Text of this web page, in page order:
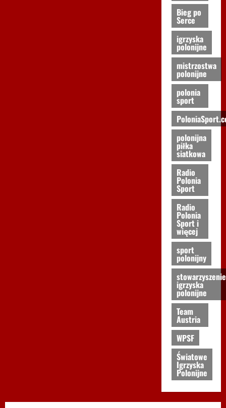
Bieg po
Serce
igrzyska
polonijne
mistrzostwa
polonijne
polonia
sport
polonijna
piłka
siatkowa
Radio
Polonia
Sport
Radio
Polonia
Sport i
więcej
sport
polonijny
stowarzyszenie
igrzyska
polonijne
Team
Austria
WPSF
Światowe
Igrzyska
Polonijne